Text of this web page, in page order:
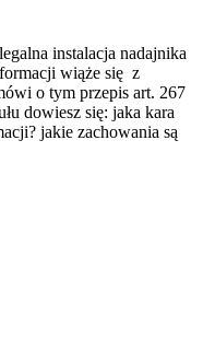
instalacja nadajnika
wiąże się z
o tym przepis art. 267
dowiesz się: jaka kara
jakie zachowania są